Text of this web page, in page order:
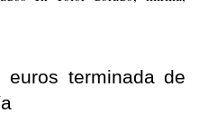
terminada de